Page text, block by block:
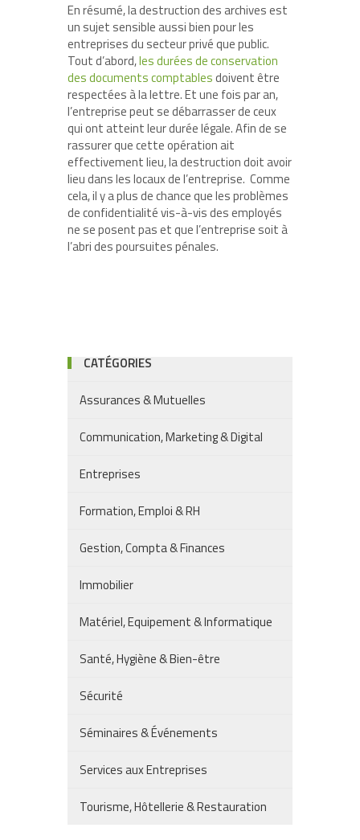
En résumé, la destruction des archives est
un sujet sensible aussi bien pour les
entreprises du secteur privé que public.
Tout d’abord,les durées de conservation
des documents comptablesdoivent être
respectées à la lettre. Et une fois par an,
l’entreprise peut se débarrasser de ceux
qui ont atteint leur durée légale. Afin de se
rassurer que cette opération ait
effectivement lieu, la destruction doit avoir
lieu dans les locaux de l’entreprise. Comme
cela, il y a plus de chance que les problèmes
de confidentialité vis-à-vis des employés
ne se posent pas et que l’entreprise soit à
l’abri des poursuites pénales.
CATÉGORIES
Assurances & Mutuelles
Communication, Marketing & Digital
Entreprises
Formation, Emploi & RH
Gestion, Compta & Finances
Immobilier
Matériel, Equipement & Informatique
Santé, Hygiène & Bien-être
Sécurité
Séminaires & Événements
Services aux Entreprises
Tourisme, Hôtellerie & Restauration